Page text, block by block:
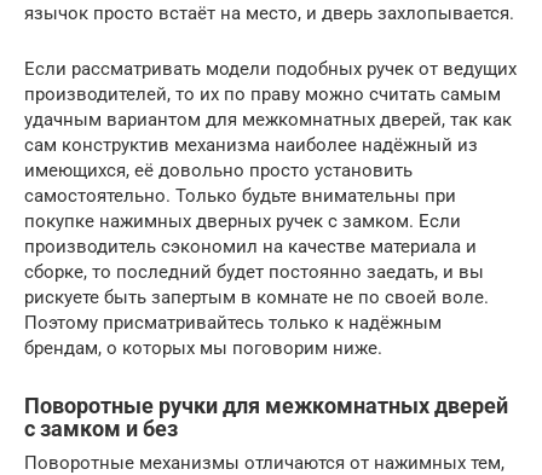
язычок просто встаёт на место, и дверь захлопывается.
Если рассматривать модели подобных ручек от ведущих
производителей, то их по праву можно считать самым
удачным вариантом для межкомнатных дверей, так как
сам конструктив механизма наиболее надёжный из
имеющихся, её довольно просто установить
самостоятельно. Только будьте внимательны при
покупке нажимных дверных ручек с замком. Если
производитель сэкономил на качестве материала и
сборке, то последний будет постоянно заедать, и вы
рискуете быть запертым в комнате не по своей воле.
Поэтому присматривайтесь только к надёжным
брендам, о которых мы поговорим ниже.
Поворотные ручки для межкомнатных дверей
с замком и без
Поворотные механизмы отличаются от нажимных тем,